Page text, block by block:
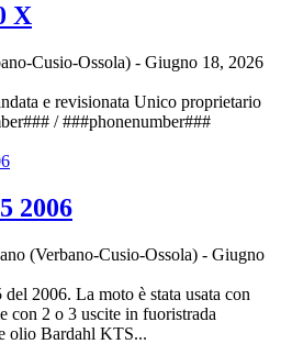
X
Cusio-Ossola) - Giugno 18, 2026
e revisionata Unico proprietario
/ ###phonenumber###
2006
(Verbano-Cusio-Ossola) - Giugno
2006. La moto è stata usata con
con 2 o 3 uscite in fuoristrada
olio Bardahl KTS...